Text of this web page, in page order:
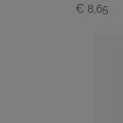
€ 8,65